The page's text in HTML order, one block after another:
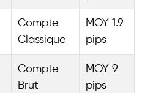
Compte
Classique
MOY 1.9
pips
Compte
Brut
MOY 9
pips